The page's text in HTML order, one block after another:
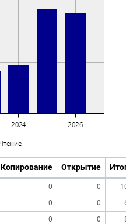
Копирование Открытие
0 0
0 0
0 0